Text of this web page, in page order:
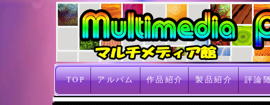
TOP アルバム 作品紹介 製品紹介 評論